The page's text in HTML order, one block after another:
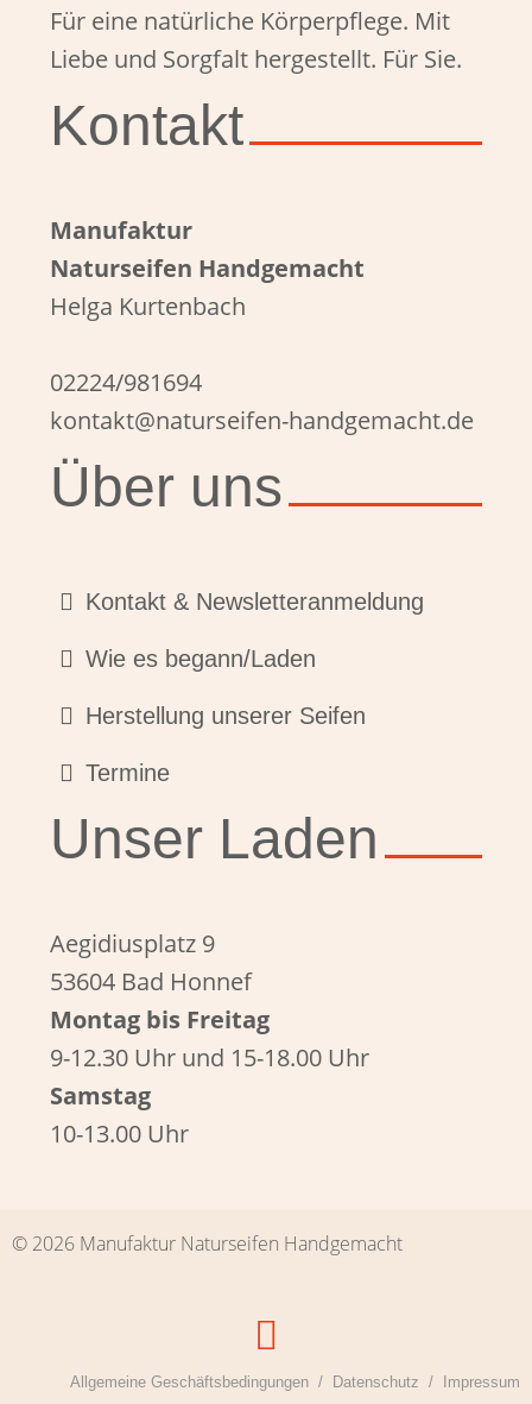
Für eine natürliche Körperpflege. Mit
Liebe und Sorgfalt hergestellt. Für Sie.
Kontakt
Manufaktur
Naturseifen Handgemacht
Helga Kurtenbach
02224/981694
kontakt@naturseifen-handgemacht.de
Über uns
Kontakt & Newsletteranmeldung
Wie es begann/Laden
Herstellung unserer Seifen
Termine
Unser Laden
Aegidiusplatz 9
53604 Bad Honnef
Montag bis Freitag
9-12.30 Uhr und 15-18.00 Uhr
Samstag
10-13.00 Uhr
© 2026 Manufaktur Naturseifen Handgemacht
Allgemeine Geschäftsbedingungen Datenschutz Impressum